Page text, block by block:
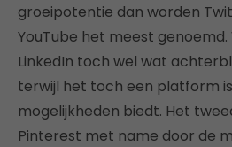
groeipotentie dan worden
YouTube het meest
LinkedIn toch wel wat
terwijl het toch een platform
mogelijkheden biedt. Het
Pinterest met name door de